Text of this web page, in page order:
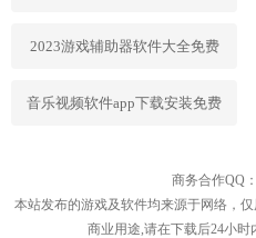
2023游戏辅助器软件大全免费
音乐视频软件app下载安装免费
商务合作QQ
本站发布的游戏及软件均来源于网络，
商业用途,请在下载后24小时